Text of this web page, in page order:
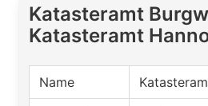
Katasteramt
Katasteramt
Name